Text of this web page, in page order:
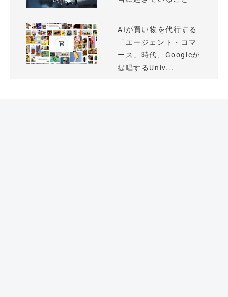
AIが買い物を代行する
「エージェント・コマ
ース」時代、Googleが
提唱するUniv...